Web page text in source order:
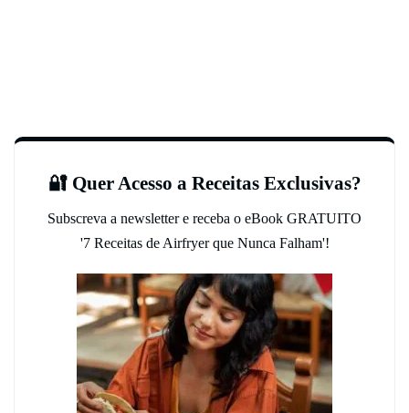
🔐 Quer Acesso a Receitas Exclusivas?
Subscreva a newsletter e receba o eBook GRATUITO
'7 Receitas de Airfryer que Nunca Falham'!